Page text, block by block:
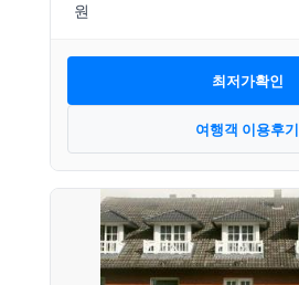
최저가확인
여행객 이용후기